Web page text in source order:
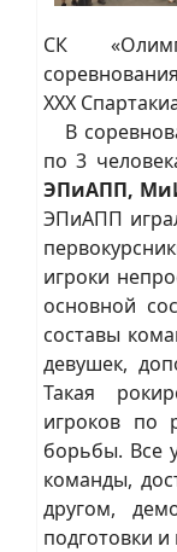
СК
XXX
В
по 3
ЭПиАПП,
ЭПиАПП
игроки
основной
составы
девушек,
Такая
игроков по
борьбы. Все
команды,
другом,
подготовки